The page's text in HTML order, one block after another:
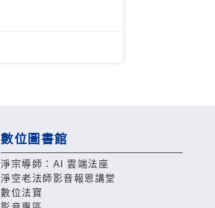
數位圖書館
淨宗導師：AI 雲端法座
淨空老法師影音報恩講堂
數位法寶